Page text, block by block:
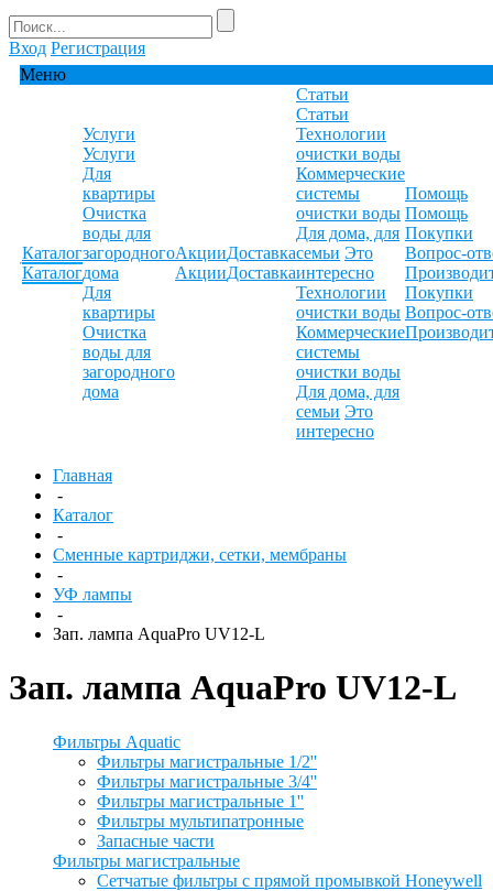
Вход Регистрация
Меню
Каталог
Каталог
Услуги
Услуги
Для
квартиры
Очистка
воды для
загородного
дома
Для
квартиры
Очистка
воды для
загородного
дома
Акции
Акции
Доставка
Доставка
Статьи
Статьи
Технологии
очистки воды
Коммерческие
системы
очистки воды
Для дома, для
семьи Это
интересно
Технологии
очистки воды
Коммерческие
системы
очистки воды
Для дома, для
семьи Это
интересно
Помощь
Помощь
Покупки
Вопрос-
Покупки
Вопрос-
Главная
-
Каталог
-
Сменные картриджи, сетки, мембраны
-
УФ лампы
-
Зап. лампа AquaPro UV12-L
Зап. лампа AquaPro UV12-L
Фильтры Aquatic
Фильтры магистральные 1/2''
Фильтры магистральные 3/4''
Фильтры магистральные 1''
Фильтры мультипатронные
Запасные части
Фильтры магистральные
Сетчатые фильтры с прямой промывкой Honeywell